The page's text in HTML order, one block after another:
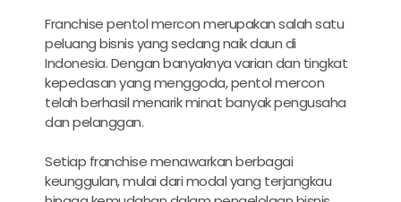
Franchise pentol mercon merupakan salah satu
peluang bisnis yang sedang naik daun di
Indonesia. Dengan banyaknya varian dan tingkat
kepedasan yang menggoda, pentol mercon
telah berhasil menarik minat banyak pengusaha
dan pelanggan.
Setiap franchise menawarkan berbagai
keunggulan, mulai dari modal yang terjangkau